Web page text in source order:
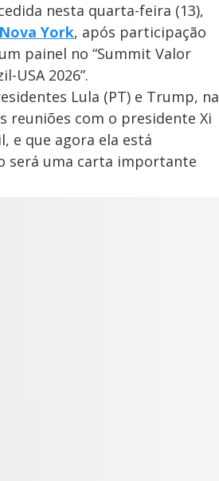
nesta quarta-feira (13),
Nova York, após participação
painel no “Summit Valor
USA 2026”.
Lula (PT) e Trump, na
reuniões com o presidente Xi
e que agora ela está
será uma carta importante